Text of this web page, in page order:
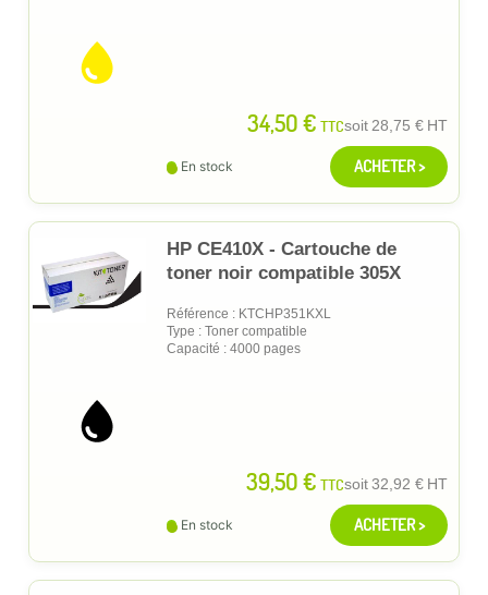
34,50 € TTCsoit28,75 € HT
En stock ACHETER >
HP CE410X - Cartouche de
toner noir compatible 305X
Référence : KTCHP351KXL
Type : Toner compatible
Capacité : 4000 pages
39,50 € TTCsoit32,92 € HT
En stock ACHETER >